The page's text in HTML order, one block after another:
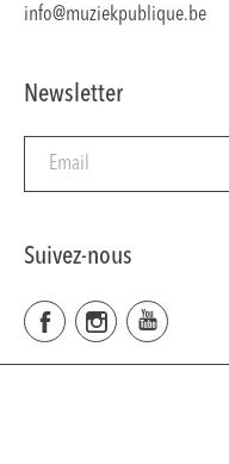
info@muziekpublique.be
Newsletter
Suivez-nous